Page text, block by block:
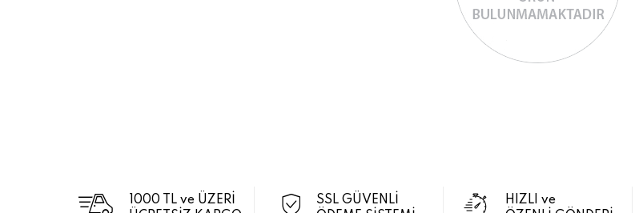
1000 TL ve ÜZERİ
SSL GÜVENLİ
HIZLI ve